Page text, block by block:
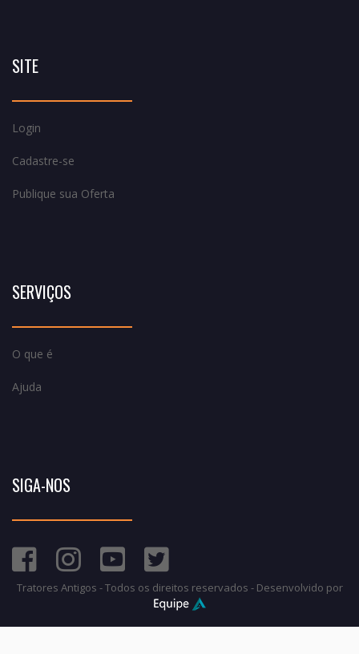
SITE
Login
Cadastre-se
Publique sua Oferta
SERVIÇOS
O que é
Ajuda
SIGA-NOS
Tratores Antigos - Todos os direitos reservados - Desenvolvido por